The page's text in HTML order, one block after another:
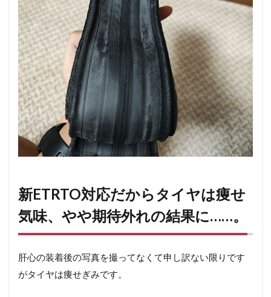
新ETRTO対応だからタイヤは痩せ
気味、やや期待外れの結果に……。
肝心の装着後の写真を撮ってなくて申し訳ない限りです
がタイヤは痩せぎみです。